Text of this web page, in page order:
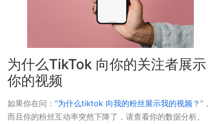
为什么TikTok 向你的关注者展示
你的视频
如果你在问： “为什么tiktok 向我的粉丝展示我的视频？ ”，
而且你的粉丝互动率突然下降了，请查看你的数据分析。